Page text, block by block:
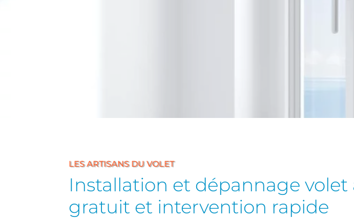
LES ARTISANS DU VOLET
Installation et dépannage volet
gratuit et intervention rapide